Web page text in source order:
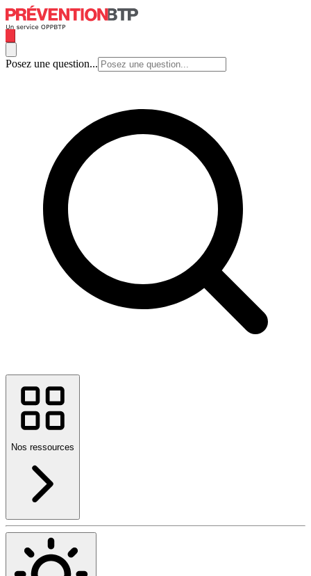
Posez une question...
Nos ressources